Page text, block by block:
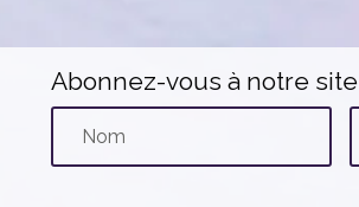
Abonnez-vous à notre site